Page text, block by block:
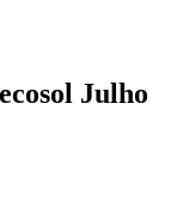
Julho